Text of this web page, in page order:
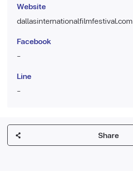
Website
dallasinternationalfilmfestival.com
Facebook
-
Line
-
Share